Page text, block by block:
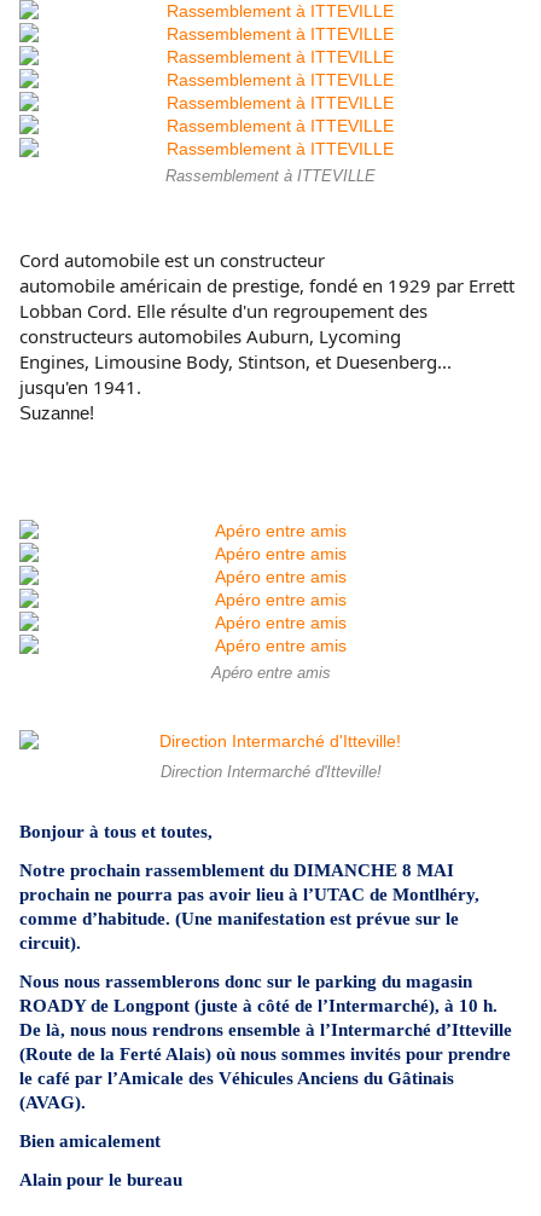
Rassemblement à ITTEVILLE
Cord automobile est un constructeur
automobile américain de prestige, fondé en 1929 par Errett
Lobban Cord. Elle résulte d'un regroupement des
constructeurs automobiles Auburn, Lycoming
Engines, Limousine Body, Stintson, et Duesenberg...
jusqu'en 1941.
Suzanne!
Apéro entre amis
Direction Intermarché d'Itteville!
Bonjour à tous et toutes,
Notre prochain rassemblement du DIMANCHE 8 MAI
prochain ne pourra pas avoir lieu à l’UTAC de Montlhéry,
comme d’habitude. (Une manifestation est prévue sur le
circuit).
Nous nous rassemblerons donc sur le parking du magasin
ROADY de Longpont (juste à côté de l’Intermarché), à 10 h.
De là, nous nous rendrons ensemble à l’Intermarché d’Itteville
(Route de la Ferté Alais) où nous sommes invités pour prendre
le café par l’Amicale des Véhicules Anciens du Gâtinais
(AVAG).
Bien amicalement
Alain pour le bureau